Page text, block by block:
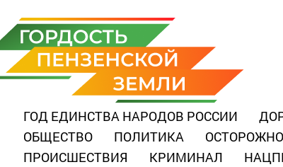
ГОД ЕДИНСТВА НАРОДОВ РОССИИ
ОБЩЕСТВО
ПОЛИТИКА
ПРОИСШЕСТВИЯ
КРИМИНАЛ